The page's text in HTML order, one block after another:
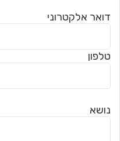
דואר אלקטרוני
טלפון
נושא